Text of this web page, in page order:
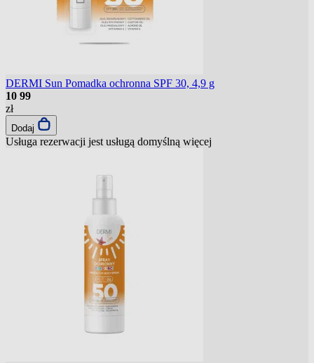
DERMI Sun Pomadka ochronna SPF 30, 4,9 g
10 99
zł
Dodaj
Usługa rezerwacji jest usługą domyślną więcej